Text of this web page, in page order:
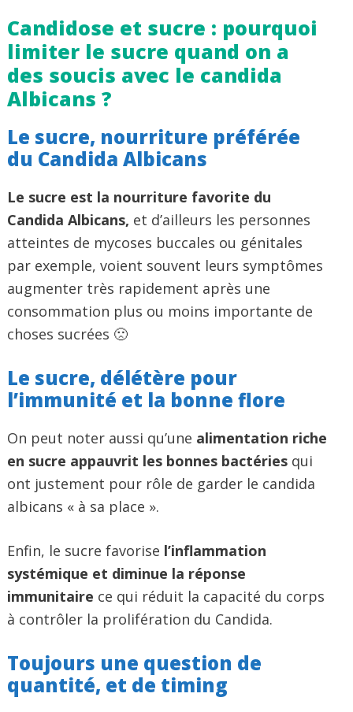
Candidose et sucre : pourquoi
limiter le sucre quand on a
des soucis avec le candida
Albicans ?
Le sucre, nourriture préférée
du Candida Albicans
Le sucre est la nourriture favorite du
Candida Albicans, et d’ailleurs les personnes
atteintes de mycoses buccales ou génitales
par exemple, voient souvent leurs symptômes
augmenter très rapidement après une
consommation plus ou moins importante de
choses sucrées 🙁
Le sucre, délétère pour
l’immunité et la bonne flore
On peut noter aussi qu’une alimentation riche
en sucre appauvrit les bonnes bactéries qui
ont justement pour rôle de garder le candida
albicans « à sa place ».
Enfin, le sucre favorise l’inflammation
systémique et diminue la réponse
immunitaire ce qui réduit la capacité du corps
à contrôler la prolifération du Candida.
Toujours une question de
quantité, et de timing